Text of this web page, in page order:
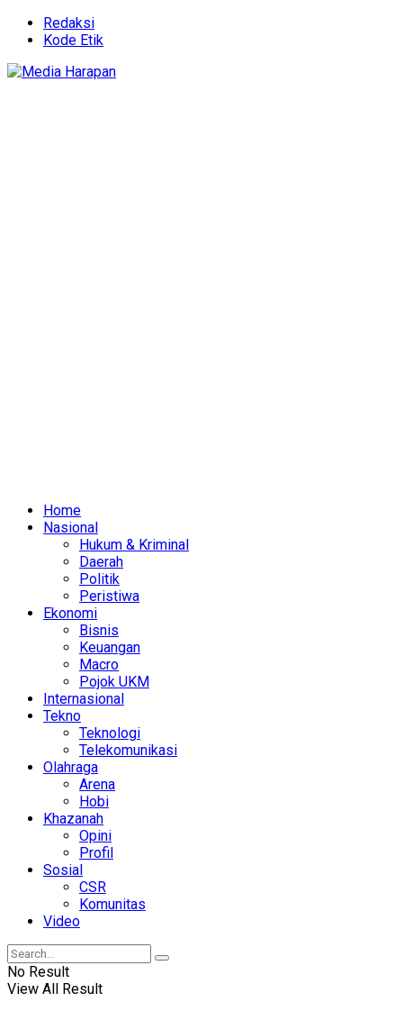
Redaksi
Kode Etik
Home
Nasional
Hukum & Kriminal
Daerah
Politik
Peristiwa
Ekonomi
Bisnis
Keuangan
Macro
Pojok UKM
Internasional
Tekno
Teknologi
Telekomunikasi
Olahraga
Arena
Hobi
Khazanah
Opini
Profil
Sosial
CSR
Komunitas
Video
No Result
View All Result